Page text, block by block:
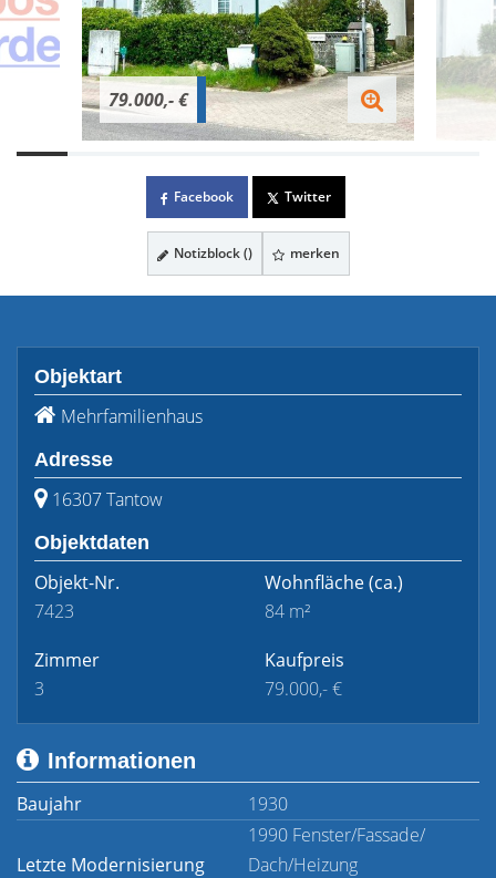
79.000,- €
Facebook Twitter
Notizblock () merken
Objektart
Mehrfamilienhaus
Adresse
16307 Tantow
Objektdaten
Objekt-Nr.
7423
Wohnfläche(ca.)
84 m²
Zimmer
3
Kaufpreis
79.000,- €
Informationen
Baujahr
1930
Letzte Modernisierung
1990 Fenster/Fassade/
Dach/Heizung